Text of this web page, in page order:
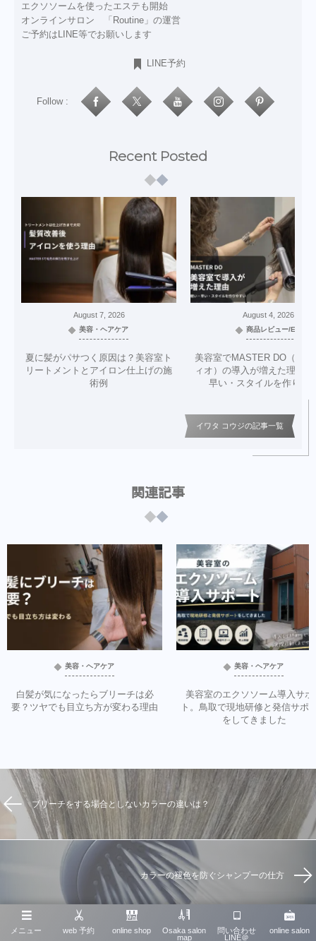
エクソソームを使ったエステも開始
オンラインサロン 「Routine」の運営
ご予約はLINE等でお願いします
LINE予約
Follow :
Recent Posted
August 7, 2026
美容・ヘアケア
夏に髪がパサつく原因は？美容室ト
リートメントとアイロン仕上げの施
術例
August 4, 2026
商品レビュー/EC
美容室でMASTER DO（マ
ィオ）の導入が増えた理由
早い・スタイルを作りや
イワタ コウジの記事一覧
関連記事
美容・ヘアケア
白髪が気になったらブリーチは必
要？ツヤでも目立ち方が変わる理由
美容・ヘアケア
美容室のエクソソーム導入サポ
ト。鳥取で現地研修と発信サポ
をしてきました
ブリーチをする場合としないカラーの違いは？
カラーの褪色を防ぐシャンプーの仕方
メニュー web 予約 online shop
Osaka salon
map
問い合わせ
LINE＠
online salon